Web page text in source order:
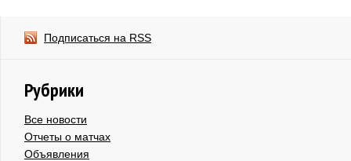
Подписаться на RSS
Рубрики
Все новости
Отчеты о матчах
Объявления